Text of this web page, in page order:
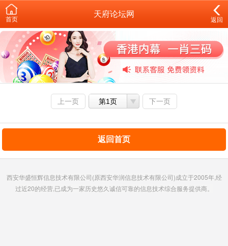
首页
天府论坛网
返回
上一页 第1页 下一页
返回首页
西安华盛恒辉信息技术有限公司(原西安华润信息技术有限公司)成立于2005年,经
过近20的经营,已成为一家历史悠久诚信可靠的信息技术综合服务提供商。